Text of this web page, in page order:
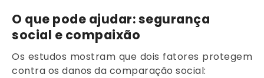
O que pode ajudar: segurança
social e compaixão
Os estudos mostram que dois fatores protegem
contra os danos da comparação social: